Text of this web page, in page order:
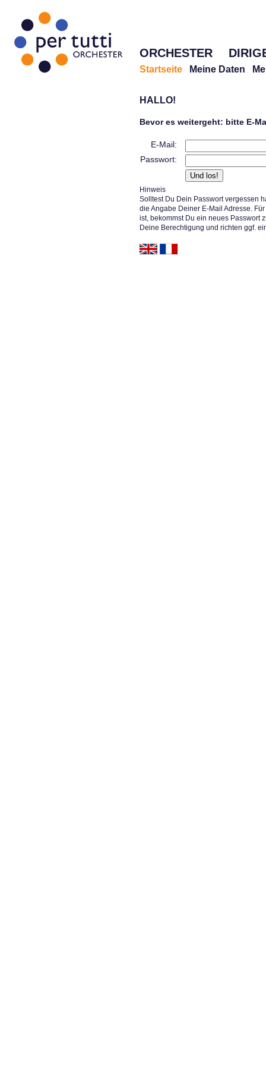
ORCHESTER
Startseite Meine Daten
HALLO!
Bevor es weitergeht: bitte E-
E-Mail:
Passwort:
Hinweis
Solltest Du Dein Passwort vergessen
die Angabe Deiner E-Mail Adresse.
ist, bekommst Du ein neues Passwort
Deine Berechtigung und richten ggf.